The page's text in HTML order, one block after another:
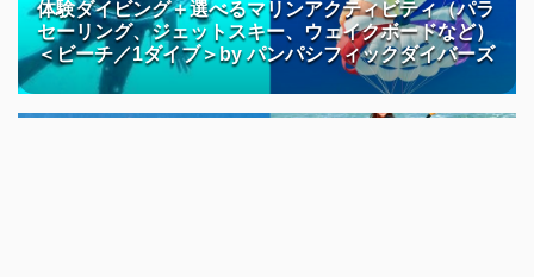
体験ダイビング＋選べるマリンアクティビティ（パラ
セーリング、ジェットスキー、ウェイクボードなど）
＜ビーチ／1ダイブ＞by パンパシフィックダイバーズ